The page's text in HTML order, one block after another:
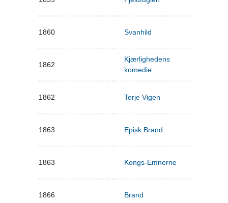
1860 Svanhild
1862
Kjærlighedens
komedie
1862 Terje Vigen
1863 Episk Brand
1863 Kongs-Emnerne
1866 Brand